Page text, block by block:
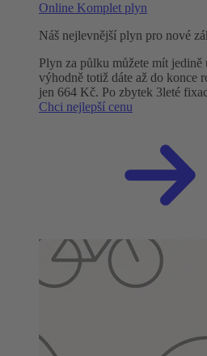
Online Komplet plyn
Náš nejlevnější plyn pro nové
Plyn za půlku můžete mít jedině
výhodně totiž dáte až do konce
jen 664 Kč. Po zbytek 3leté
Chci nejlepší cenu